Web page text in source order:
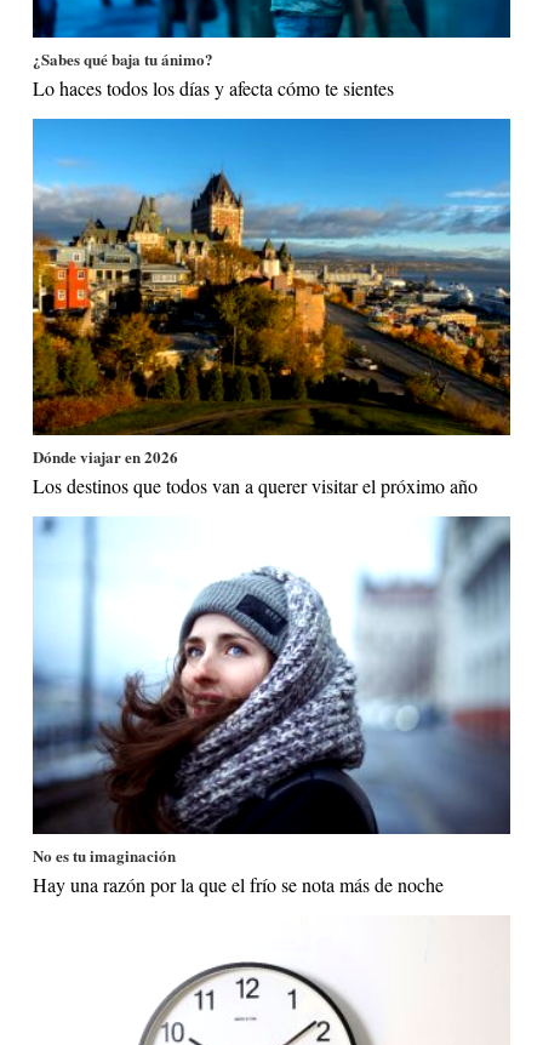
¿Sabes qué baja tu ánimo?
Lo haces todos los días y afecta cómo te sientes
Dónde viajar en 2026
Los destinos que todos van a querer visitar el próximo año
No es tu imaginación
Hay una razón por la que el frío se nota más de noche